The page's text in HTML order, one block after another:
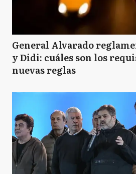
General Alvarado
y Didi: cuáles son los
nuevas reglas